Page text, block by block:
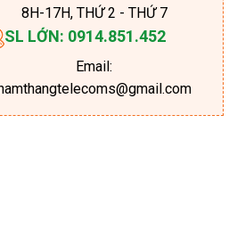
8H-17H, THỨ 2 - THỨ 7
SL LỚN: 0914.851.452
Email: